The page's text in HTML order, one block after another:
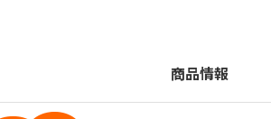
商品情報